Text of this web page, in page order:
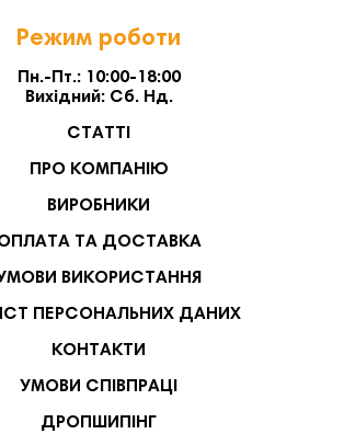
Режим роботи
Пн.-Пт.: 10:00-18:00
Вихідний: Сб. Нд.
СТАТТІ
ПРО КОМПАНІЮ
ВИРОБНИКИ
ТА ДОСТАВКА
ВИКОРИСТАННЯ
ПЕРСОНАЛЬНИХ ДАНИХ
КОНТАКТИ
УМОВИ СПІВПРАЦІ
ДРОПШИПІНГ